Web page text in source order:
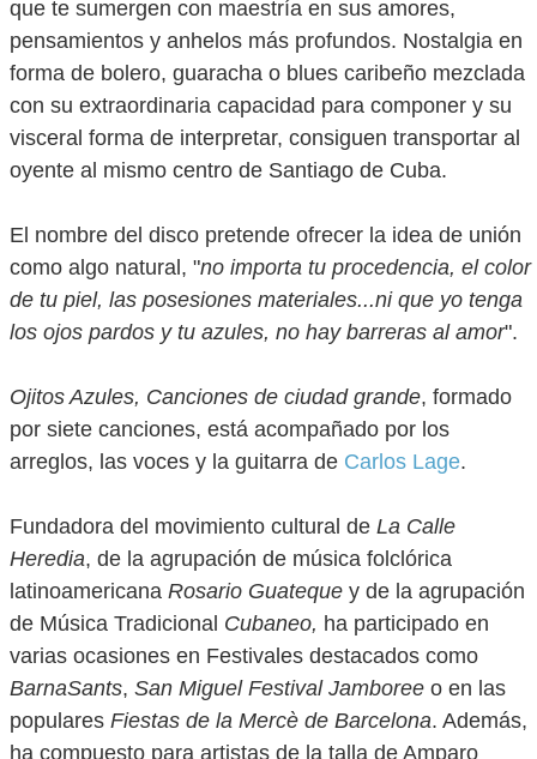
que te sumergen con maestría en sus amores,
pensamientos y anhelos más profundos. Nostalgia en
forma de bolero, guaracha o blues caribeño mezclada
con su extraordinaria capacidad para componer y su
visceral forma de interpretar, consiguen transportar al
oyente al mismo centro de Santiago de Cuba.
El nombre del disco pretende ofrecer la idea de unión
como algo natural, "no importa tu procedencia, el color
de tu piel, las posesiones materiales...ni que yo tenga
los ojos pardos y tu azules, no hay barreras al amor".
Ojitos Azules, Canciones de ciudad grande, formado
por siete canciones, está acompañado por los
arreglos, las voces y la guitarra de Carlos Lage.
Fundadora del movimiento cultural de La Calle
Heredia, de la agrupación de música folclórica
latinoamericana Rosario Guateque y de la agrupación
de Música Tradicional Cubaneo, ha participado en
varias ocasiones en Festivales destacados como
BarnaSants, San Miguel Festival Jamboree o en las
populares Fiestas de la Mercè de Barcelona. Además,
ha compuesto para artistas de la talla de Amparo